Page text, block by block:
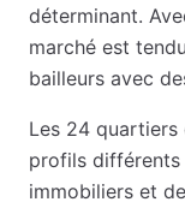
déterminant.
marché est
bailleurs avec
Les 24 quartiers
profils différents
immobiliers et